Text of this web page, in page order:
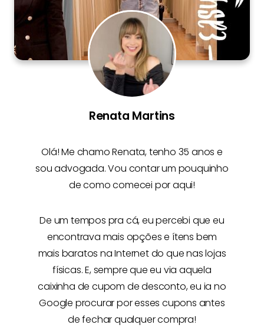
Renata Martins
Olá! Me chamoRenata, tenho 35 anos e
sou advogada. Vou contar um pouquinho
de como comecei por aqui!
De um tempos pra cá, eu percebi que eu
encontrava mais opções e ítens bem
mais baratos na Internetdo que nas lojas
físicas. E, sempre que eu via aquela
caixinha de cupom de desconto, eu ia no
Google procurar por esses cupons antes
de fechar qualquer compra!